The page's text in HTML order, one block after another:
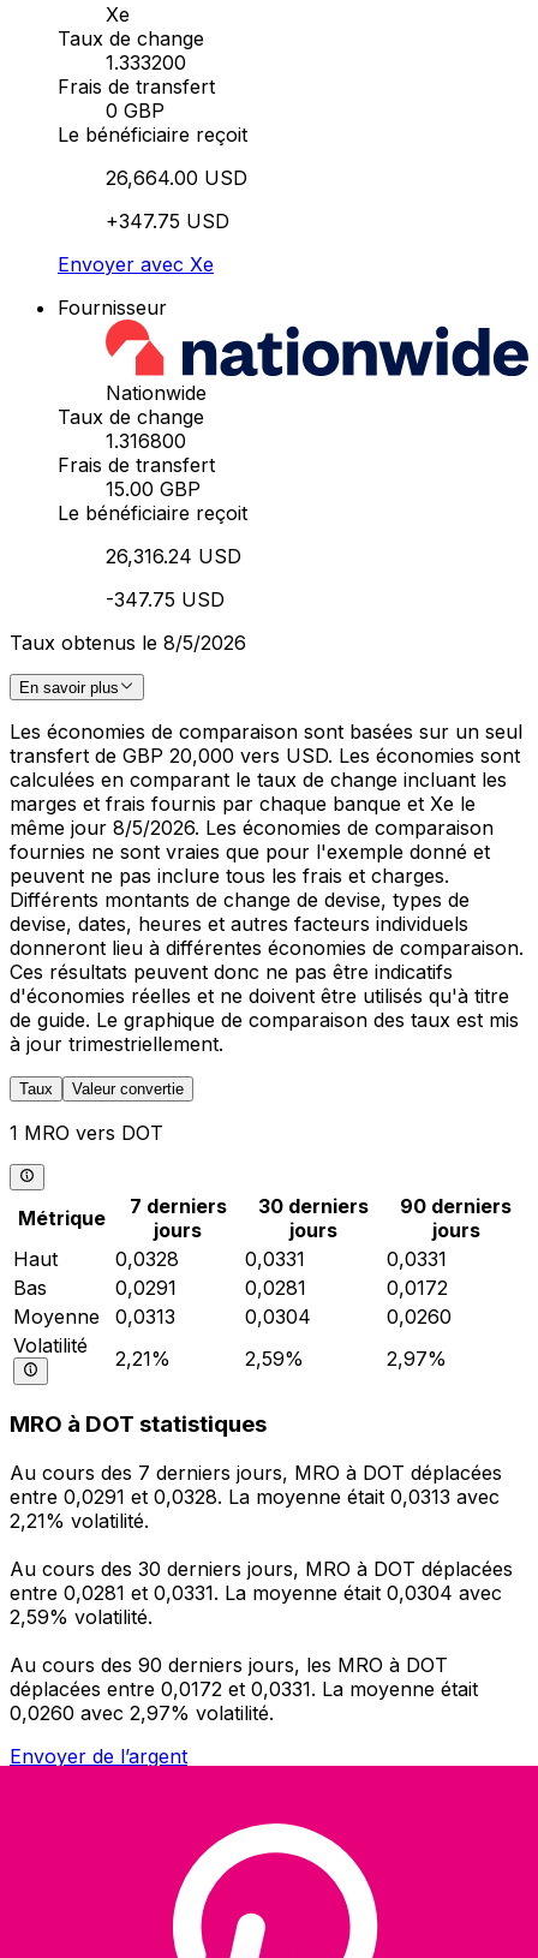
Xe
Taux de change
1.333200
Frais de transfert
0 GBP
Le bénéficiaire reçoit
26,664.00 USD
+347.75 USD
Envoyer avec Xe
Fournisseur
Nationwide
Taux de change
1.316800
Frais de transfert
15.00 GBP
Le bénéficiaire reçoit
26,316.24 USD
-347.75 USD
Taux obtenus le 8/5/2026
En savoir plus
Les économies de comparaison sont basées sur un seul
transfert de GBP 20,000 vers USD. Les économies sont
calculées en comparant le taux de change incluant les
marges et frais fournis par chaque banque et Xe le
même jour 8/5/2026. Les économies de comparaison
fournies ne sont vraies que pour l'exemple donné et
peuvent ne pas inclure tous les frais et charges.
Différents montants de change de devise, types de
devise, dates, heures et autres facteurs individuels
donneront lieu à différentes économies de comparaison.
Ces résultats peuvent donc ne pas être indicatifs
d'économies réelles et ne doivent être utilisés qu'à titre
de guide. Le graphique de comparaison des taux est mis
à jour trimestriellement.
Taux Valeur convertie
1 MRO vers DOT
Métrique
7 derniers
jours
30 derniers
jours
90 derniers
jours
Haut
0,0328 0,0331
0,0331
Bas
0,0291 0,0281
0,0172
Moyenne
0,0313 0,0304
0,0260
Volatilité
2,21% 2,59% 2,97%
MRO à DOT statistiques
Au cours des 7 derniers jours, MRO à DOT déplacées
entre 0,0291 et 0,0328. La moyenne était 0,0313 avec
2,21% volatilité.
Au cours des 30 derniers jours, MRO à DOT déplacées
entre 0,0281 et 0,0331. La moyenne était 0,0304 avec
2,59% volatilité.
Au cours des 90 derniers jours, les MRO à DOT
déplacées entre 0,0172 et 0,0331. La moyenne était
0,0260 avec 2,97% volatilité.
Envoyer de l’argent
êtes en déplacement
L'application Xe réunit toutes les fonctionnalités
nécessaires pour vos transferts d'argent internationaux
et la gestion de vos devises. Convertissez des devises,
programmez des alertes de taux et transférez de